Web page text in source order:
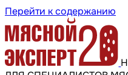
Перейти к содержанию